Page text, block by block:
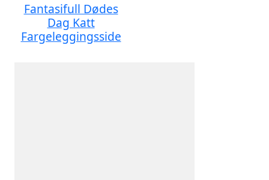
Fantasifull Dødes
Dag Katt
Fargeleggingsside